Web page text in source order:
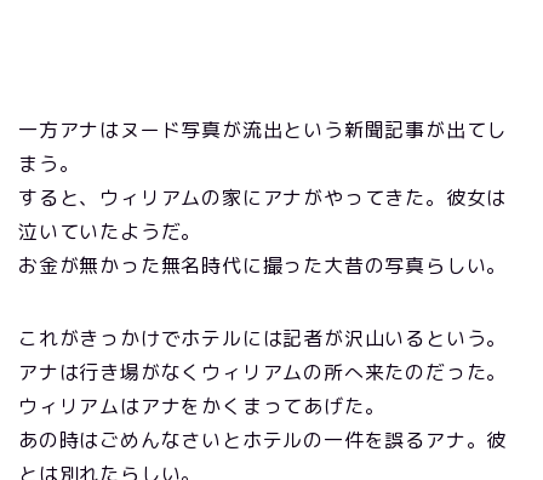
一方アナはヌード写真が流出という新聞記事が出てし
まう。
すると、ウィリアムの家にアナがやってきた。彼女は
泣いていたようだ。
お金が無かった無名時代に撮った大昔の写真らしい。
これがきっかけでホテルには記者が沢山いるという。
アナは行き場がなくウィリアムの所へ来たのだった。
ウィリアムはアナをかくまってあげた。
あの時はごめんなさいとホテルの一件を誤るアナ。彼
とは別れたらしい。